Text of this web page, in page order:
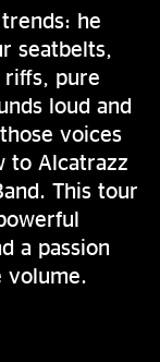
he
seatbelts,
riffs, pure
loud and
voices
to Alcatrazz
This tour
a passion
volume.